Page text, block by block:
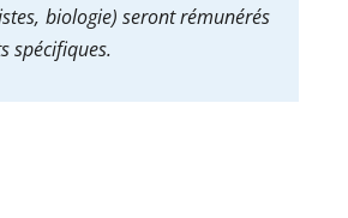
biologie) seront rémunérés
spécifiques.